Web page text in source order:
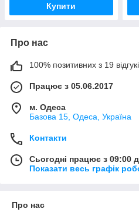
Купити
Про нас
100% позитивних з 19
Працює з 05.06.2017
м. Одеса
Базова 15, Одеса, Україна
Контакти
Сьогодні працює з 09:00
Показати весь графік
Про нас